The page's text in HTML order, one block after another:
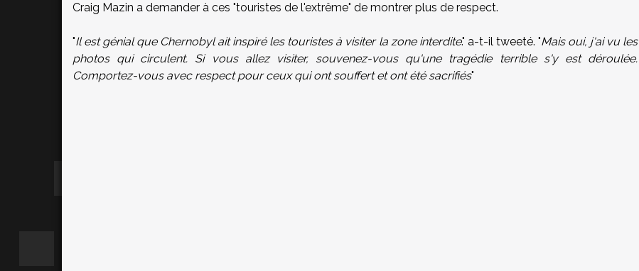
Craig Mazin a demander à ces "touristes de l'extrême" de montrer plus de respect.
"Il est génial que Chernobyl ait inspiré les touristes à visiter la zone interdite." a-t-il tweeté. "Mais oui, j'ai vu les
photos qui circulent. Si vous allez visiter, souvenez-vous qu'une tragédie terrible s'y est déroulée.
Comportez-vous avec respect pour ceux qui ont souffert et ont été sacrifiés"